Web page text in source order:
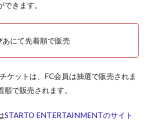
きます。
あにて先着順で販売
ケットは、FC会員は抽選で販売されま
で販売されます。
STARTO ENTERTAINMENTのサイト